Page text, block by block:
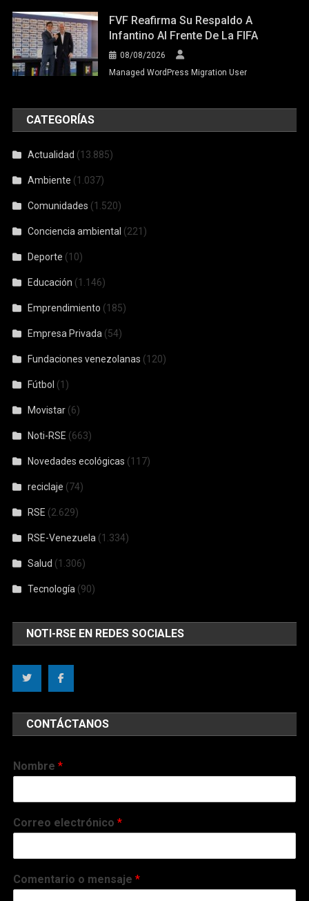
FVF Reafirma Su Respaldo A
Infantino Al Frente De La FIFA
08/08/2026
Managed WordPress Migration User
CATEGORÍAS
Actualidad (13.885)
Ambiente (1.037)
Comunidades (1.520)
Conciencia ambiental (221)
Deporte (10)
Educación (1.146)
Emprendimiento (185)
Empresa Privada (54)
Fundaciones venezolanas (120)
Fútbol (1)
Movistar (6)
Noti-RSE (663)
Novedades ecológicas (117)
reciclaje (74)
RSE (2.629)
RSE-Venezuela (1.334)
Salud (1.306)
Tecnología (90)
NOTI-RSE EN REDES SOCIALES
CONTÁCTANOS
Nombre*
Correo electrónico*
Comentario o mensaje*